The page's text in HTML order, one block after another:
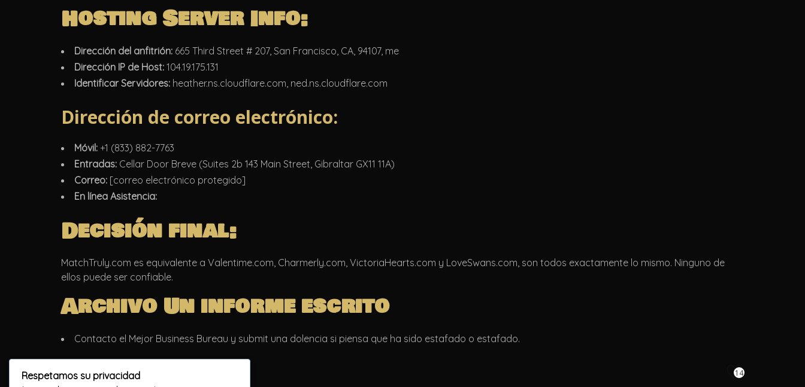
Hosting Server Info:
Dirección del anfitrión: 665 Third Street # 207, San Francisco, CA, 94107, me
Dirección IP de Host: 104.19.175.131
Identificar Servidores: heather.ns.cloudflare.com, ned.ns.cloudflare.com
Dirección de correo electrónico:
Móvil: +1 (833) 882-7763
Entradas: Cellar Door Breve (Suites 2b 143 Main Street, Gibraltar GX11 11A)
Correo: [correo electrónico protegido]
En línea Asistencia:
Decisión final:
MatchTruly.com es equivalente a Valentime.com, Charmerly.com, VictoriaHearts.com y LoveSwans.com, son todos exactamente lo mismo. Ninguno de
ellos puede ser confiable.
Archivo Un informe escrito
Contacto el Mejor Business Bureau y submit una dolencia si piensa que ha sido estafado o estafado.
14
Respetamos su privacidad